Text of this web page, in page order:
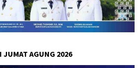
JUMAT AGUNG 2026